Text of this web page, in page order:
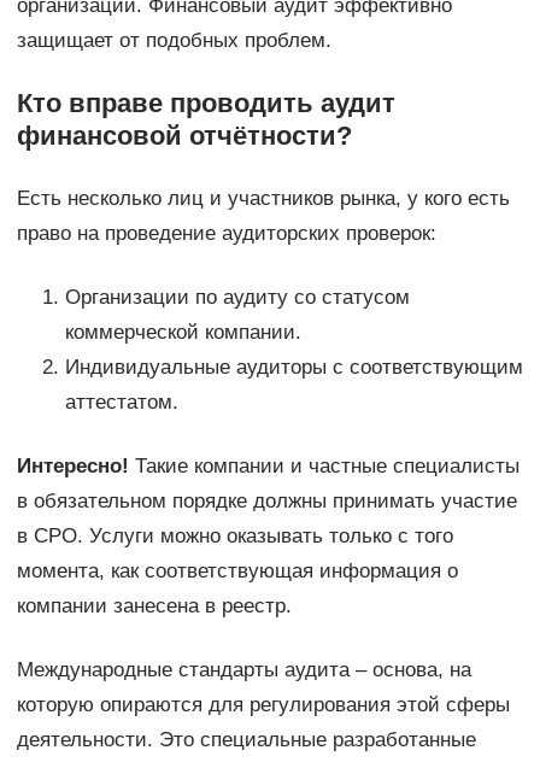
организации. Финансовый аудит эффективно
защищает от подобных проблем.
Кто вправе проводить аудит
финансовой отчётности?
Есть несколько лиц и участников рынка, у кого есть
право на проведение аудиторских проверок:
Организации по аудиту со статусом
коммерческой компании.
Индивидуальные аудиторы с соответствующим
аттестатом.
Интересно! Такие компании и частные специалисты
в обязательном порядке должны принимать участие
в СРО. Услуги можно оказывать только с того
момента, как соответствующая информация о
компании занесена в реестр.
Международные стандарты аудита – основа, на
которую опираются для регулирования этой сферы
деятельности. Это специальные разработанные